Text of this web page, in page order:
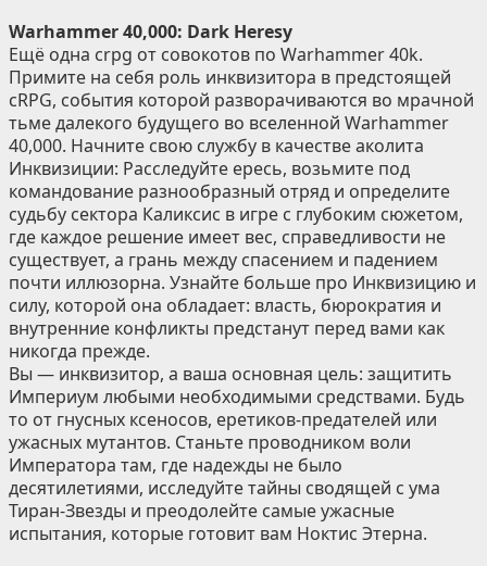
Warhammer 40,000: Dark Heresy
Ещё одна crpg от совокотов по Warhammer 40k.
Примите на себя роль инквизитора в предстоящей
cRPG, события которой разворачиваются во мрачной
тьме далекого будущего во вселенной Warhammer
40,000. Начните свою службу в качестве аколита
Инквизиции: Расследуйте ересь, возьмите под
командование разнообразный отряд и определите
судьбу сектора Каликсис в игре с глубоким сюжетом,
где каждое решение имеет вес, справедливости не
существует, а грань между спасением и падением
почти иллюзорна. Узнайте больше про Инквизицию и
силу, которой она обладает: власть, бюрократия и
внутренние конфликты предстанут перед вами как
никогда прежде.
Вы — инквизитор, а ваша основная цель: защитить
Империум любыми необходимыми средствами. Будь
то от гнусных ксеносов, еретиков-предателей или
ужасных мутантов. Станьте проводником воли
Императора там, где надежды не было
десятилетиями, исследуйте тайны сводящей с ума
Тиран-Звезды и преодолейте самые ужасные
испытания, которые готовит вам Ноктис Этерна.